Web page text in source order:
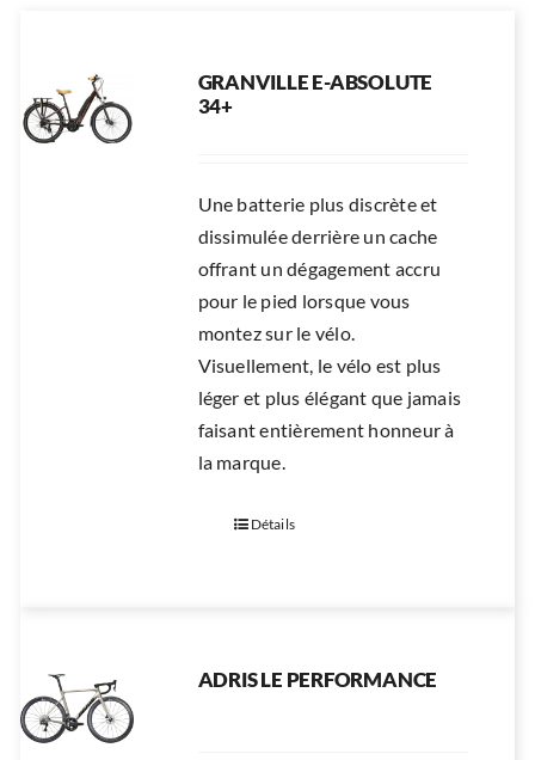
RÉPARATION
GRANVILLE E-ABSOLUTE
34+
Une batterie plus discrète et
dissimulée derrière un cache
offrant un dégagement accru
pour le pied lorsque vous
montez sur le vélo.
Visuellement, le vélo est plus
léger et plus élégant que jamais
faisant entièrement honneur à
la marque.
Détails
ADRIS LE PERFORMANCE